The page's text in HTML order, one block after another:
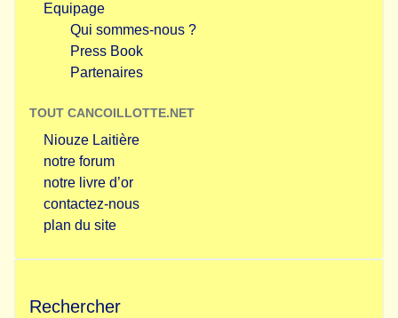
Equipage
Qui sommes-nous ?
Press Book
Partenaires
TOUT CANCOILLOTTE.NET
Niouze Laitière
notre forum
notre livre d’or
contactez-nous
plan du site
Rechercher